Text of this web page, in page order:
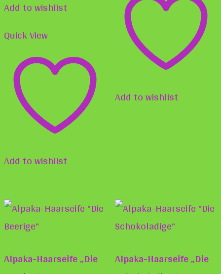
Produktseite
gewählt
werden
Add to wishlist
Quick View
Add to wishlist
Add to wishlist
Alpaka-Haarseife „Die
Alpaka-Haarseife „Die